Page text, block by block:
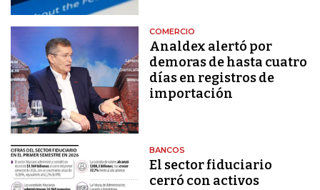
COMERCIO
Analdex alertó por
demoras de hasta cuatro
días en registros de
importación
BANCOS
El sector fiduciario
cerró con activos